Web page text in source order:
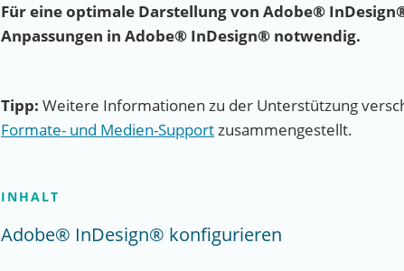
Für eine optimale Darstellung von Adobe®
Anpassungen in Adobe® InDesign® notwendig.
Tipp: Weitere Informationen zu der Unterstützung
Formate- und Medien-Supportzusammengestellt.
INHALT
Adobe® InDesign® konfigurieren